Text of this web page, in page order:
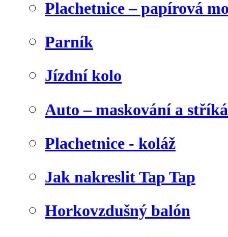
Plachetnice – papírová
Parník
Jízdní kolo
Auto – maskování a
Plachetnice - koláž
Jak nakreslit Tap Tap
Horkovzdušný balón